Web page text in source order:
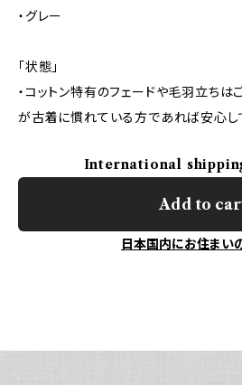
・グレー
「状態」
・コットン特有のフェードや毛羽立ちは
が古着に慣れている方であれば安心し
International
Add to
日本国内にお住まい